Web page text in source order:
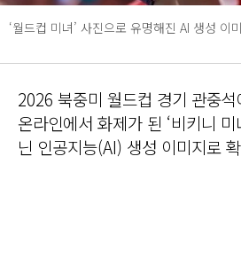
‘월드컵 미녀’ 사진으로 유명해진 AI 생성 이
2026 북중미 월드컵 경기 관중
온라인에서 화제가 된 ‘비키니
닌 인공지능(AI) 생성 이미지로